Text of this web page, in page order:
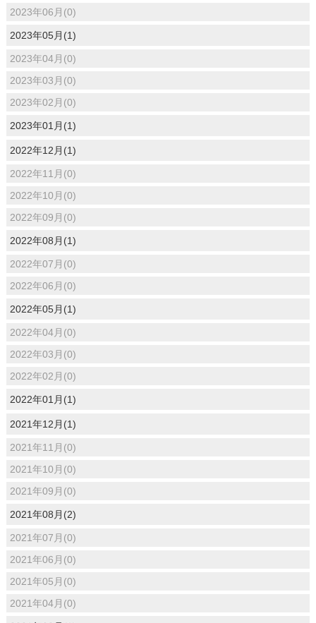
2023年06月(0)
2023年05月(1)
2023年04月(0)
2023年03月(0)
2023年02月(0)
2023年01月(1)
2022年12月(1)
2022年11月(0)
2022年10月(0)
2022年09月(0)
2022年08月(1)
2022年07月(0)
2022年06月(0)
2022年05月(1)
2022年04月(0)
2022年03月(0)
2022年02月(0)
2022年01月(1)
2021年12月(1)
2021年11月(0)
2021年10月(0)
2021年09月(0)
2021年08月(2)
2021年07月(0)
2021年06月(0)
2021年05月(0)
2021年04月(0)